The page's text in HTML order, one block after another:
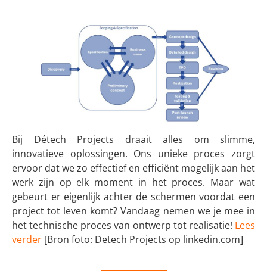
Bij Détech Projects draait alles om slimme,
innovatieve oplossingen. Ons unieke proces zorgt
ervoor dat we zo effectief en efficiënt mogelijk aan het
werk zijn op elk moment in het proces. Maar wat
gebeurt er eigenlijk achter de schermen voordat een
project tot leven komt? Vandaag nemen we je mee in
het technische proces van ontwerp tot realisatie! Lees
verder [Bron foto: Detech Projects op linkedin.com]